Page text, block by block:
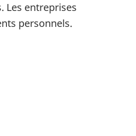
Les entreprises
personnels.